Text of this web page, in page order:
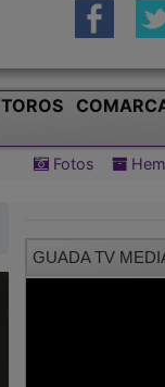
TOROS
Fotos
GUADA TV